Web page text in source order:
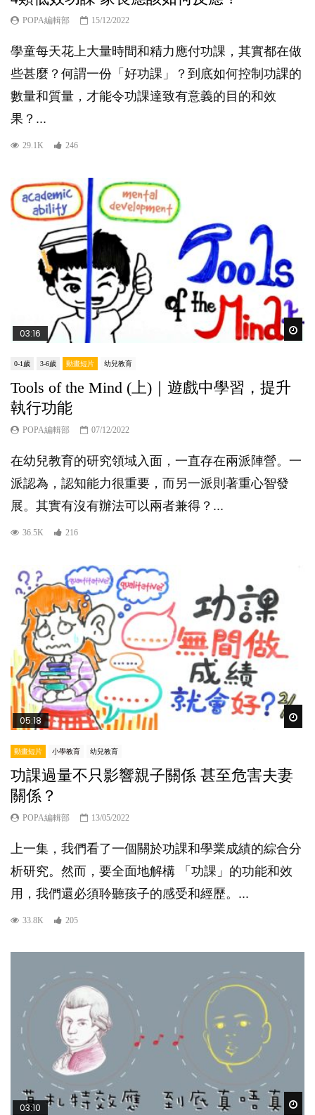
POPA編輯部 15/12/2022
學童每天花上大量時間和精力應付功課，其實都在做
些甚麼？何謂一份「好功課」？到底如何控制功課的
數量和質量，才能令功課達致有意義的目的和效
果？...
29.1K 246
03:16
0-1歲 3-6歲 動畫短片 幼兒教育
Tools of the Mind (上)｜遊戲中學習，提升
執行功能
POPA編輯部 07/12/2022
在幼兒教育的研究領域入面，一直存在兩派陣營。一
派認為，認知能力很重要，而另一派則著重心智發
展。其實有沒有辦法可以兩者兼得？...
36.5K 216
05:18
動畫短片 小學教育 幼兒教育
功課過量不只影響親子關係 甚至危害夫妻
關係？
POPA編輯部 13/05/2022
上一集，我們看了一個關於功課和學業成績的綜合分
析研究。然而，要全面地解構 「功課」的功能和效
用，我們還必須聆聽孩子的感受和經歷。...
33.8K 205
03:10